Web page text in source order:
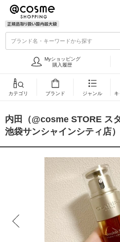
ブランド名・キーワードから探す
Myショッピング
購入履歴
カテゴリ ブランド ジャンル
内田（@cosme STORE ス
池袋サンシャインシティ店